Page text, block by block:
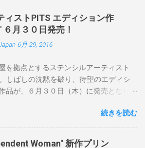
ィストPITS エディション作
６月３０日発売！
6月 29, 2016
を拠点とするステンシルアーティスト
しばしの沈黙を破り、待望のエディシ
品が、６月３０日（木）に発売となり
落とし込むスタイルは今作でも健在。(
過去記事はこちらから ) 発売日：6月30
)19時 タイトル：SWEET KISS カラー：
続きを読む
Woman" 新作プリン